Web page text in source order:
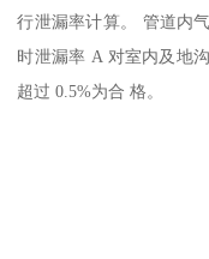
行泄漏率计算。 管道内
时泄漏率 A 对室内及地
超过 0.5%为合 格。